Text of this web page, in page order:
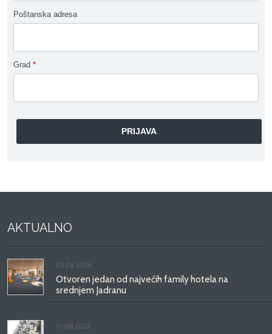
Poštanska adresa
Grad *
AKTUALNO
03.08.2026.
Otvoren jedan od najvećih family hotela na
srednjem Jadranu
01.08.2026.